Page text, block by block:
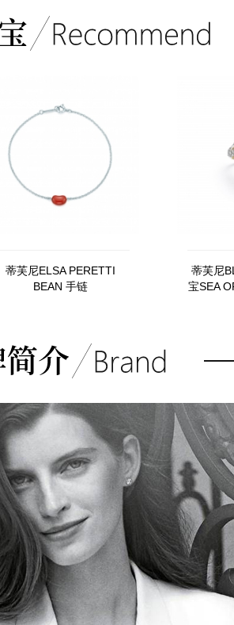
蒂芙尼ELSA PERETTI
BEAN 手链
蒂芙尼
宝SEA